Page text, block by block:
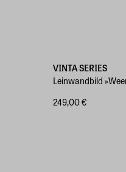
VINTA SERIES
Leinwandbild
249,00 €